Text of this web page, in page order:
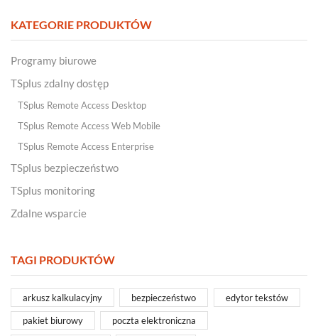
KATEGORIE PRODUKTÓW
Programy biurowe
TSplus zdalny dostęp
TSplus Remote Access Desktop
TSplus Remote Access Web Mobile
TSplus Remote Access Enterprise
TSplus bezpieczeństwo
TSplus monitoring
Zdalne wsparcie
TAGI PRODUKTÓW
arkusz kalkulacyjny bezpieczeństwo edytor tekstów
pakiet biurowy poczta elektroniczna